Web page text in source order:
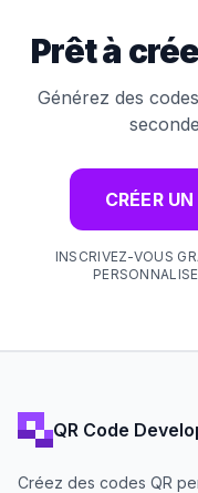
Prêt à
Générez des
CRÉER
INSCRIVEZ-VOUS
QR Code
Créez des codes QR